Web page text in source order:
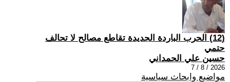
(12) الحرب الباردة الجديدة تقاطع مصالح لا تحالف
حتمي
حسين علي الحمداني
2026 / 8 / 7
مواضيع وابحاث سياسية